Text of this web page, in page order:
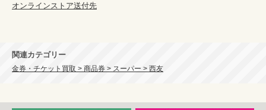
オンラインストア送付先
関連カテゴリー
金券・チケット買取 > 商品券 > スーパー > 西友